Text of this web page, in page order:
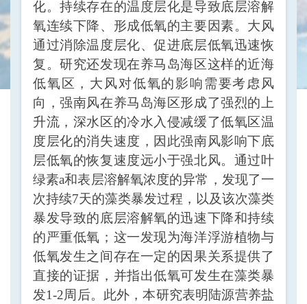
化。持续存在的温度层化是导致底层溶解
氧连续下降、形成低氧的主要因素。大风
通过消除温度层化、促进底层低氧迅速恢
复。研究还发现在养马岛海区这样的近海
低氧区，大风对低氧的影响需要考虑风
向，强南风在养马岛海区形成了强烈的上
升流，深水区的冷水入侵减缓了低氧区温
度层化的消失速度，因此强南风影响下底
层低氧的恢复速度远小于强北风。通过叶
绿素a和表层溶解氧浓度的异常，发现了一
次持续7天的藻类暴发过程，以及该次藻类
暴发导致的底层溶解氧的迅速下降和持续
的严重低氧；这一发现为海洋浮游植物与
低氧发生之间存在一定的因果关系提供了
直接的证据，并指出低氧可发生在藻类暴
发1-2周后。此外，本研究表明陆源营养盐